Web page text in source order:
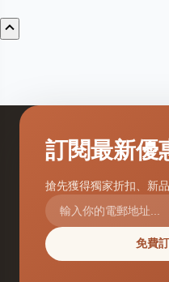
訂閱最新優
搶先獲得獨家折扣、新
免費